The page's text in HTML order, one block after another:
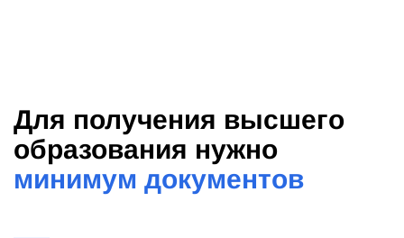
Для получения высшего
образования нужно
минимум документов